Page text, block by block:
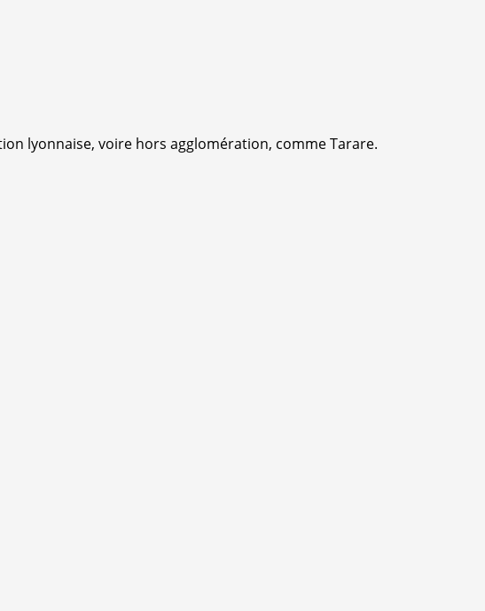
lyonnaise, voire hors agglomération, comme Tarare.